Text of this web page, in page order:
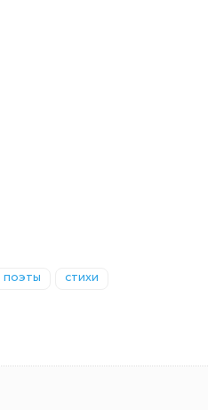
поэты стихи